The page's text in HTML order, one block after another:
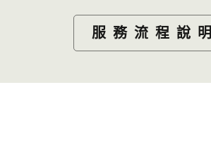
服務流程說明